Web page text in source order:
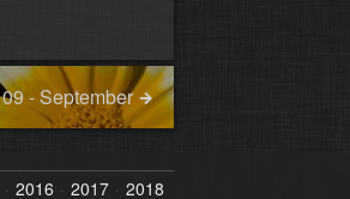
09 - September
2016 2017 2018